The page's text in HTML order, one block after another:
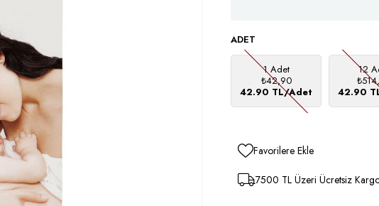
ADET
1 Adet
₺42,90
42.90 TL/Adet
12
42.90
Favorilere Ekle
7500 TL Üzeri Ücretsiz